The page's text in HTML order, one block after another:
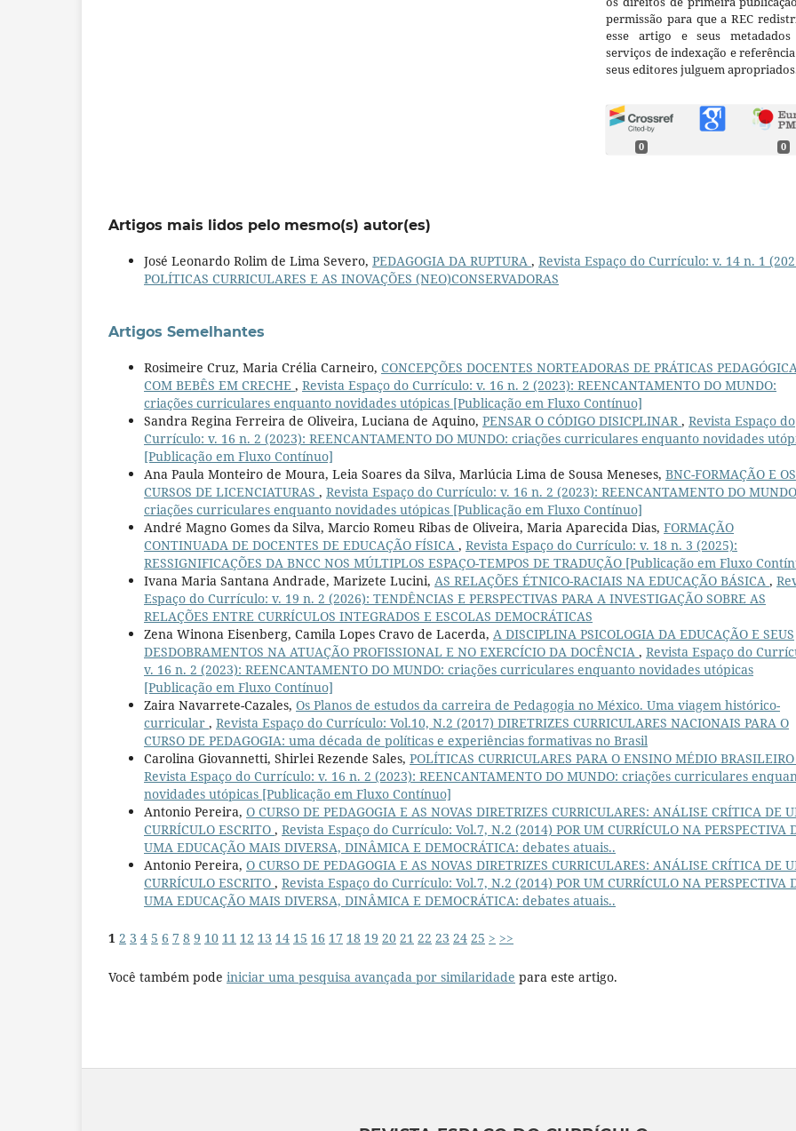
permissão para que a REC
esse artigo e seus metadados
serviços de indexação e
seus editores julguem
0 0
Artigos mais lidos pelo mesmo(s) autor(es)
José Leonardo Rolim de Lima Severo, PEDAGOGIA DA RUPTURA , Revista Espaço do Currículo: v. 14 n. 1
POLÍTICAS CURRICULARES E AS INOVAÇÕES (NEO)CONSERVADORAS
Artigos Semelhantes
Rosimeire Cruz, Maria Crélia Carneiro, CONCEPÇÕES DOCENTES NORTEADORAS DE PRÁTICAS
COM BEBÊS EM CRECHE , Revista Espaço do Currículo: v. 16 n. 2 (2023): REENCANTAMENTO DO MUNDO:
criações curriculares enquanto novidades utópicas [Publicação em Fluxo Contínuo]
Sandra Regina Ferreira de Oliveira, Luciana de Aquino, PENSAR O CÓDIGO DISICPLINAR, Revista Espaço do
Currículo: v. 16 n. 2 (2023): REENCANTAMENTO DO MUNDO: criações curriculares enquanto novidades
[Publicação em Fluxo Contínuo]
Ana Paula Monteiro de Moura, Leia Soares da Silva, Marlúcia Lima de Sousa Meneses, BNC-FORMAÇÃO E OS
CURSOS DE LICENCIATURAS , Revista Espaço do Currículo: v. 16 n. 2 (2023): REENCANTAMENTO DO
criações curriculares enquanto novidades utópicas [Publicação em Fluxo Contínuo]
André Magno Gomes da Silva, Marcio Romeu Ribas de Oliveira, Maria Aparecida Dias, FORMAÇÃO
CONTINUADA DE DOCENTES DE EDUCAÇÃO FÍSICA , Revista Espaço do Currículo: v. 18 n. 3 (2025):
RESSIGNIFICAÇÕES DA BNCC NOS MÚLTIPLOS ESPAÇO-TEMPOS DE TRADUÇÃO [Publicação em Fluxo
Ivana Maria Santana Andrade, Marizete Lucini, AS RELAÇÕES ÉTNICO-RACIAIS NA EDUCAÇÃO BÁSICA ,
Espaço do Currículo: v. 19 n. 2 (2026): TENDÊNCIAS E PERSPECTIVAS PARA A INVESTIGAÇÃO SOBRE AS
RELAÇÕES ENTRE CURRÍCULOS INTEGRADOS E ESCOLAS DEMOCRÁTICAS
Zena Winona Eisenberg, Camila Lopes Cravo de Lacerda, A DISCIPLINA PSICOLOGIA DA EDUCAÇÃO E SEUS
DESDOBRAMENTOS NA ATUAÇÃO PROFISSIONAL E NO EXERCÍCIO DA DOCÊNCIA , Revista Espaço do
v. 16 n. 2 (2023): REENCANTAMENTO DO MUNDO: criações curriculares enquanto novidades utópicas
[Publicação em Fluxo Contínuo]
Zaira Navarrete-Cazales, Os Planos de estudos da carreira de Pedagogia no México. Uma viagem histórico-
curricular , Revista Espaço do Currículo: Vol.10, N.2 (2017) DIRETRIZES CURRICULARES NACIONAIS PARA O
CURSO DE PEDAGOGIA: uma década de políticas e experiências formativas no Brasil
Carolina Giovannetti, Shirlei Rezende Sales, POLÍTICAS CURRICULARES PARA O ENSINO MÉDIO BRASILEIRO
Revista Espaço do Currículo: v. 16 n. 2 (2023): REENCANTAMENTO DO MUNDO: criações curriculares
novidades utópicas [Publicação em Fluxo Contínuo]
Antonio Pereira, O CURSO DE PEDAGOGIA E AS NOVAS DIRETRIZES CURRICULARES: ANÁLISE CRÍTICA DE
CURRÍCULO ESCRITO , Revista Espaço do Currículo: Vol.7, N.2 (2014) POR UM CURRÍCULO NA PERSPECTIVA
UMA EDUCAÇÃO MAIS DIVERSA, DINÂMICA E DEMOCRÁTICA: debates atuais..
Antonio Pereira, O CURSO DE PEDAGOGIA E AS NOVAS DIRETRIZES CURRICULARES: ANÁLISE CRÍTICA DE
CURRÍCULO ESCRITO , Revista Espaço do Currículo: Vol.7, N.2 (2014) POR UM CURRÍCULO NA PERSPECTIVA
UMA EDUCAÇÃO MAIS DIVERSA, DINÂMICA E DEMOCRÁTICA: debates atuais..
1 2 3 4 5 6 7 8 9 10 11 12 13 14 15 16 17 18 19 20 21 22 23 24 25 > >>
Você também pode iniciar uma pesquisa avançada por similaridade para este artigo.